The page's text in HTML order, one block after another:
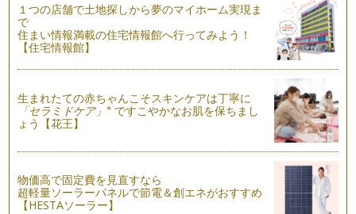
１つの店舗で土地探しから夢のマイホーム実現ま
で
住まい情報満載の住宅情報館へ行ってみよう！
【住宅情報館】
生まれたての赤ちゃんこそスキンケアは丁寧に
「セラミドケア」※ ですこやかなお肌を保ちまし
ょう【花王】
物価高で固定費を見直すなら
超軽量ソーラーパネルで節電＆創エネがおすすめ
【HESTAソーラー】